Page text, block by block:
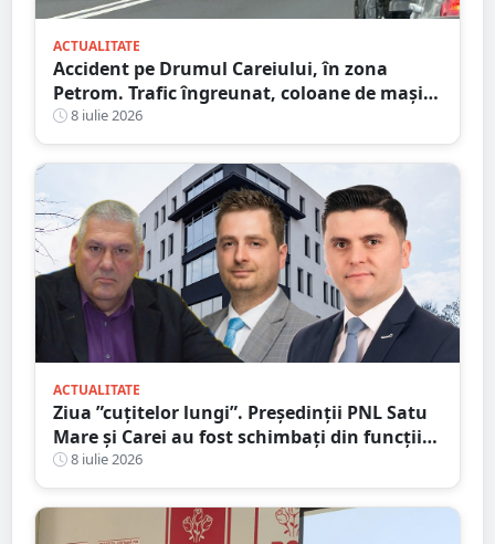
ACTUALITATE
Accident pe Drumul Careiului, în zona
Petrom. Trafic îngreunat, coloane de mașini
spre Auchan
8 iulie 2026
ACTUALITATE
Ziua ”cuțitelor lungi”. Președinții PNL Satu
Mare și Carei au fost schimbați din funcții
pentru ”abateri, trădări și dezinteres”
8 iulie 2026